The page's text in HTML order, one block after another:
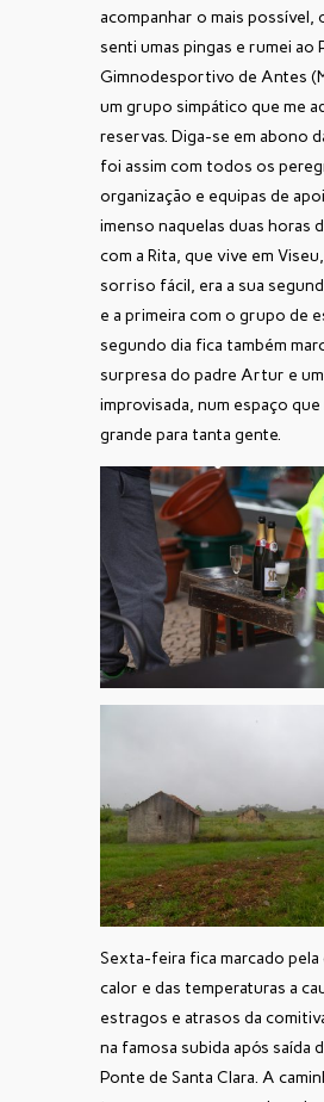
acompanhar o mais possível,
senti umas pingas e rumei ao
Gimnodesportivo de Antes
um grupo simpático que me
reservas. Diga-se em abono
foi assim com todos os
organização e equipas de
imenso naquelas duas horas
com a Rita, que vive em
sorriso fácil, era a sua
e a primeira com o grupo de
segundo dia fica também
surpresa do padre Artur e
improvisada, num espaço
grande para tanta gente.
Sexta-feira fica marcado pela
calor e das temperaturas a
estragos e atrasos da
na famosa subida após saída
Ponte de Santa Clara. A